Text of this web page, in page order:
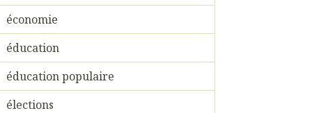
économie
éducation
éducation populaire
élections